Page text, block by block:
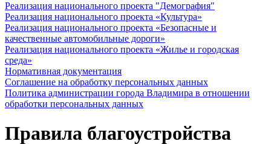
Реализация национального проекта "Демография"
Реализация национального проекта «Культура»
Реализация национального проекта «Безопасные и
качественные автомобильные дороги»
Реализация национального проекта «Жилье и городская
среда»
Нормативная документация
Соглашение на обработку персональных данных
Политика администрации города Владимира в отношении
обработки персональных данных
Правила благоустройства